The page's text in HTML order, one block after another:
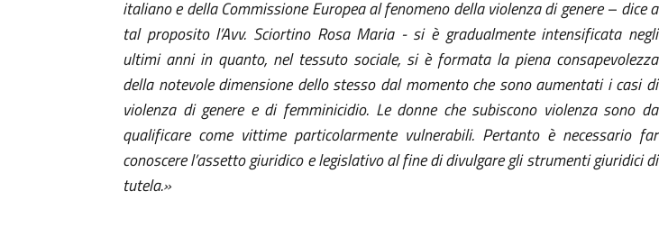
italiano e della Commissione Europea al fenomeno della violenza di genere – dice a
tal proposito l’Avv. Sciortino Rosa Maria - si è gradualmente intensificata negli
ultimi anni in quanto, nel tessuto sociale, si è formata la piena consapevolezza
della notevole dimensione dello stesso dal momento che sono aumentati i casi di
violenza di genere e di femminicidio. Le donne che subiscono violenza sono da
qualificare come vittime particolarmente vulnerabili. Pertanto è necessario far
conoscere l’assetto giuridico e legislativo al fine di divulgare gli strumenti giuridici di
tutela.»